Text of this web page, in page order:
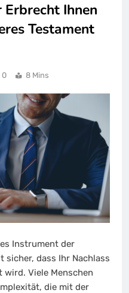
Ihnen
Testament
0 8 Mins
Instrument der
sicher, dass Ihr Nachlass
wird. Viele Menschen
die mit der